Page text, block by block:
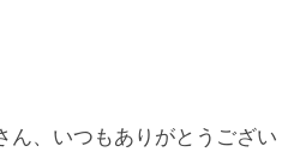
ん、いつもありがとうござい